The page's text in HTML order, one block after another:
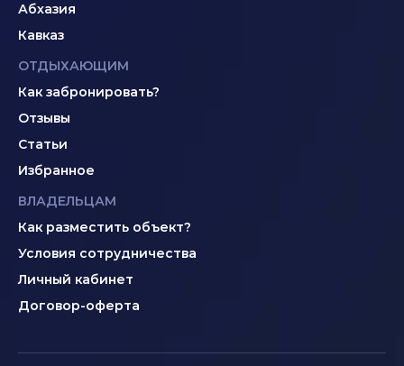
Абхазия
Кавказ
ОТДЫХАЮЩИМ
Как забронировать?
Отзывы
Статьи
Избранное
ВЛАДЕЛЬЦАМ
Как разместить объект?
Условия сотрудничества
Личный кабинет
Договор-оферта